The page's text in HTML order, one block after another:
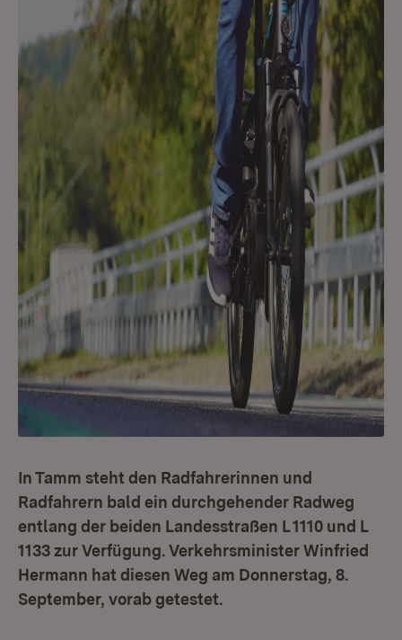
In Tamm steht den Radfahrerinnen und
Radfahrern bald ein durchgehender Radweg
entlang der beiden Landesstraßen L 1110 und L
1133 zur Verfügung. Verkehrsminister Winfried
Hermann hat diesen Weg am Donnerstag, 8.
September, vorab getestet.